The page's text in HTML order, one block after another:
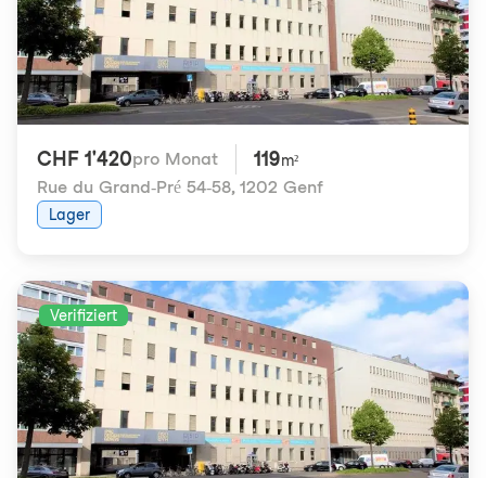
CHF 1'420pro Monat 119m²
Rue du Grand-Pré 54-58, 1202 Genf
Lager
Verifiziert